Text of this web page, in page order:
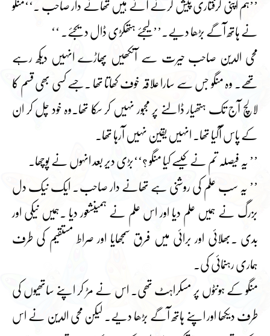
’’ہم اپنی گرفتاری پیش کرنے آئے ہیں تھانے دار صاحب ۔‘‘منگو
نے ہاتھ آگے بڑھا دیے۔’’ لیجئے ہتھکڑی ڈال دیجئے۔ ‘‘
محی الدین صاحب حیرت سے آنکھیں پھاڑے انہیں دیکھ رہے
تھے۔ وہ منگو جس سے سارا علاقہ خوف کھاتا تھا ۔جسے کسی بھی قسم کا
لالچ آج تک ہتھیار ڈالنے پر مجبور نہیں کر سکا تھا۔وہ خود چل کر ان
کے پاس آگیا تھا۔ انہیں یقین نہیں آرہا تھا۔
’’ یہ فیصلہ تم نے کیسے کیا منگو ؟‘‘بڑی دیر بعد انہوں نے پوچھا۔
’’ یہ سب علم کی روشنی ہے تھانے دار صاحب۔ ایک نیک دل
بزرگ نے ہمیں علم دیا اور اس علم نے ہمیںشعور دیا ۔ہمیں نیکی اور
بدی ۔بھلائی اور برائی میں فرق سمجھایا اور صراط مستقیم کی طرف
ہماری رہنمائی کی۔
منگو کے ہونٹوں پر مسکراہٹ تھی۔ اس نے مڑ کر اپنے ساتھیوں کی
طرف دیکھا اور اپنے ہاتھ آگے بڑھا دیے۔ لیکن محی الدین نے اس